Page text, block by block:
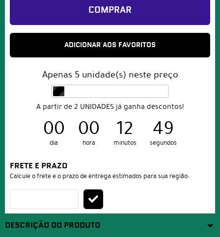
COMPRAR
ADICIONAR AOS FAVORITOS
Apenas 5 unidade(s) neste preço
A partir de 2 UNIDADES já ganha descontos!
00
dia
00
hora
12
minutos
49
segundos
FRETE E PRAZO
Calcule o frete e o prazo de entrega estimados para sua região:
DESCRIÇÃO DO PRODUTO